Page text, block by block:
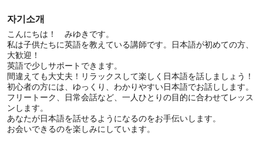
자기소개
こんにちは！ みゆきです。
私は子供たちに英語を教えている講師です。日本語が初めての方、
大歓迎！
英語で少しサポートできます。
間違えても大丈夫！リラックスして楽しく日本語を話しましょう！
初心者の方には、ゆっくり、わかりやすい日本語でお話しします。
フリートーク、日常会話など、一人ひとりの目的に合わせてレッス
ンします。
あなたが日本語を話せるようになるのをお手伝いします。
お会いできるのを楽しみにしています。